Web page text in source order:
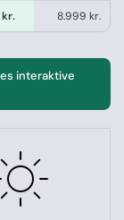
8.999 kr.
interaktive